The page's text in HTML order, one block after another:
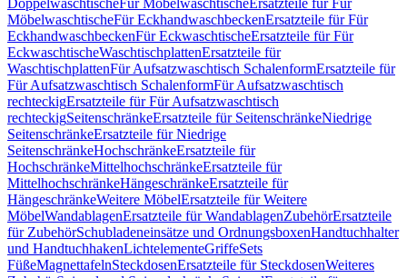
DoppelwaschtischeFür MöbelwaschtischeErsatzteile für Für
MöbelwaschtischeFür EckhandwaschbeckenErsatzteile für Für
EckhandwaschbeckenFür EckwaschtischeErsatzteile für Für
EckwaschtischeWaschtischplattenErsatzteile für
WaschtischplattenFür Aufsatzwaschtisch SchalenformErsatzteile für
Für Aufsatzwaschtisch SchalenformFür Aufsatzwaschtisch
rechteckigErsatzteile für Für Aufsatzwaschtisch
rechteckigSeitenschränkeErsatzteile für SeitenschränkeNiedrige
SeitenschränkeErsatzteile für Niedrige
SeitenschränkeHochschränkeErsatzteile für
HochschränkeMittelhochschränkeErsatzteile für
MittelhochschränkeHängeschränkeErsatzteile für
HängeschränkeWeitere MöbelErsatzteile für Weitere
MöbelWandablagenErsatzteile für WandablagenZubehörErsatzteile
für ZubehörSchubladeneinsätze und OrdnungsboxenHandtuchhalter
und HandtuchhakenLichtelementeGriffeSets
FüßeMagnettafelnSteckdosenErsatzteile für SteckdosenWeiteres